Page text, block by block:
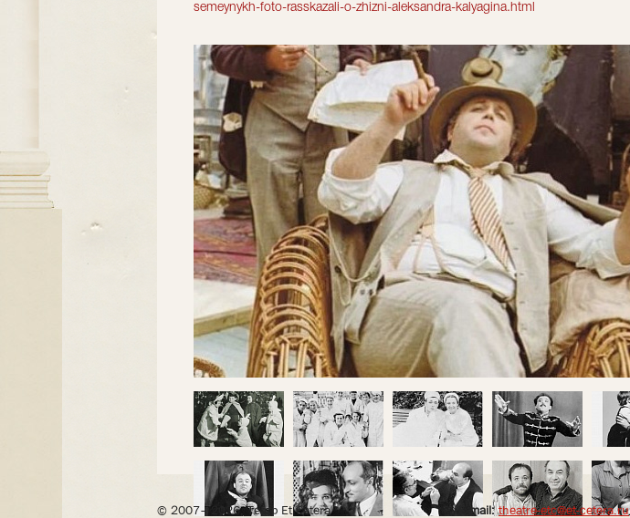
semeynykh-foto-rasskazali-o-zhizni-aleksandra-kalyagina.html
© 2007– 2026, Театр Et Cetera E-mail: theatre-etc@et-cetera.ru